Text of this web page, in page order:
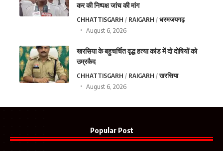
कर की निष्पक्ष जांच की मांग
CHHATTISGARH RAIGARH
धरमजयगढ़
August 6, 2026
खरसिया के बहुचर्चित वृद्ध हत्या कांड में दो दोषियों को
उम्रकैद
CHHATTISGARH RAIGARH
खरसिया
August 6, 2026
Popular Post